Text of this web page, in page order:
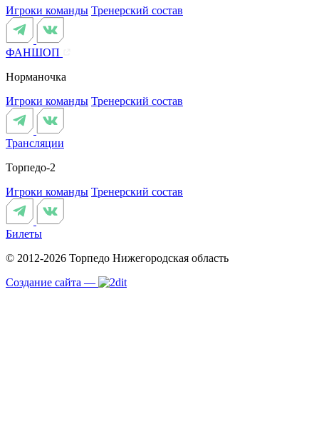
Игроки команды Тренерский состав
ФАНШОП
Норманочка
Игроки команды Тренерский состав
Трансляции
Торпедо-2
Игроки команды Тренерский состав
Билеты
© 2012-2026 Торпедо Нижегородская область
Создание сайта —